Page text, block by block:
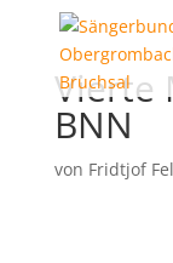
Vierte
BNN
von Fridtjof